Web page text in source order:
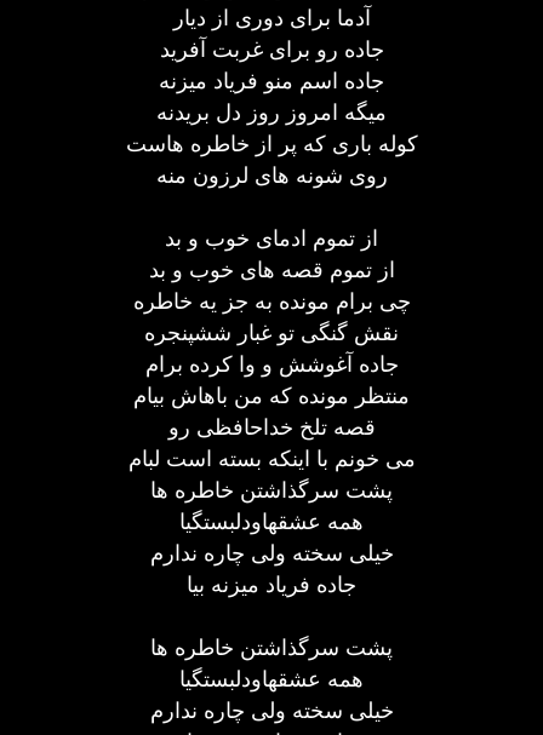
آدما برای دوری از دیار
جاده رو برای غربت آفرید
جاده اسم منو فریاد میزنه
میگه امروز روز دل بریدنه
کوله باری که پر از خاطره هاست
روی شونه های لرزون منه
از تموم ادمای خوب و بد
از تموم قصه های خوب و بد
چی برام مونده به جز یه خاطره
نقش گنگی تو غبار ششپنجره
جاده آغوشش و وا کرده برام
منتظر مونده که من باهاش بیام
قصه تلخ خداحافظی رو
می خونم با اینکه بسته است لبام
پشت سرگذاشتن خاطره ها
همه عشقهاودلبستگیا
خیلی سخته ولی چاره ندارم
جاده فریاد میزنه بیا
پشت سرگذاشتن خاطره ها
همه عشقهاودلبستگیا
خیلی سخته ولی چاره ندارم